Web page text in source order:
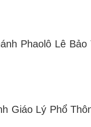
Phaolô Lê Bảo
Lý Phổ